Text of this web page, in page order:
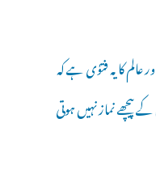
کا یہ فتوٰی ہے کہ
نماز نہیں ہوتی